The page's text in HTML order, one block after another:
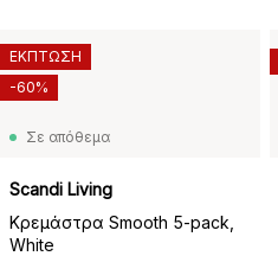
Σε απόθεμα
Scandi Living
Κρεμάστρα Smooth 5-pack,
White
ΕΚΠΤΩΣΗ
-60%